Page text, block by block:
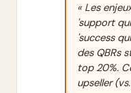
« Les
'support
'success
des QBRs
top 20%.
upseller